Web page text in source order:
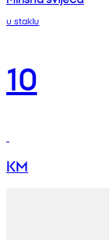
u staklu
10
KM